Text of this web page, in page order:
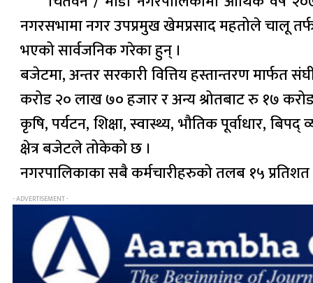
नगरसभामा नगर उपप्रमुख खेमप्रसाद महतोले चालू
भएको सार्वजनिक गरेका हुन् ।
बजेटमा, अन्तर सरकारी वित्तिय हस्तान्तरण
करोड २० लाख ७० हजार र अन्य श्रोतबाट रु १७
कृषि, पर्यटन, शिक्षा, स्वास्थ्य, भौतिक पूर्वाधार,
क्षेत्र बजेटले तोकेको छ ।
नगरपालिकाका सबै कर्मचारीहरुको तलब १५
- ADVERTISEMENT -